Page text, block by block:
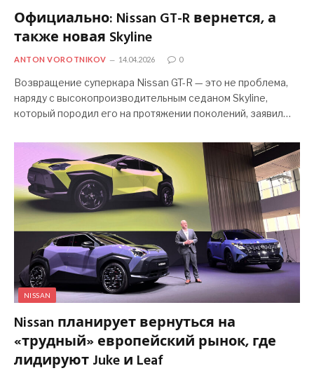
Официально: Nissan GT-R вернется, а
также новая Skyline
ANTON VOROTNIKOV 14.04.2026 0
Возвращение суперкара Nissan GT-R — это не проблема,
наряду с высокопроизводительным седаном Skyline,
который породил его на протяжении поколений, заявил…
NISSAN
Nissan планирует вернуться на
«трудный» европейский рынок, где
лидируют Juke и Leaf